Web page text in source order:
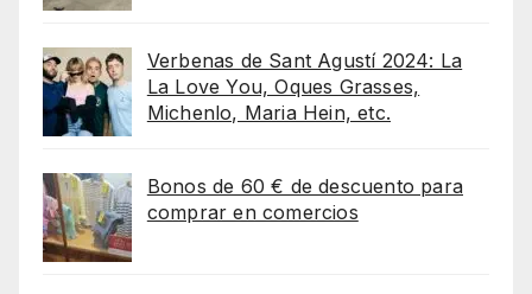
Verbenas de Sant Agustí 2024: La
La Love You, Oques Grasses,
Michenlo, Maria Hein, etc.
Bonos de 60 € de descuento para
comprar en comercios